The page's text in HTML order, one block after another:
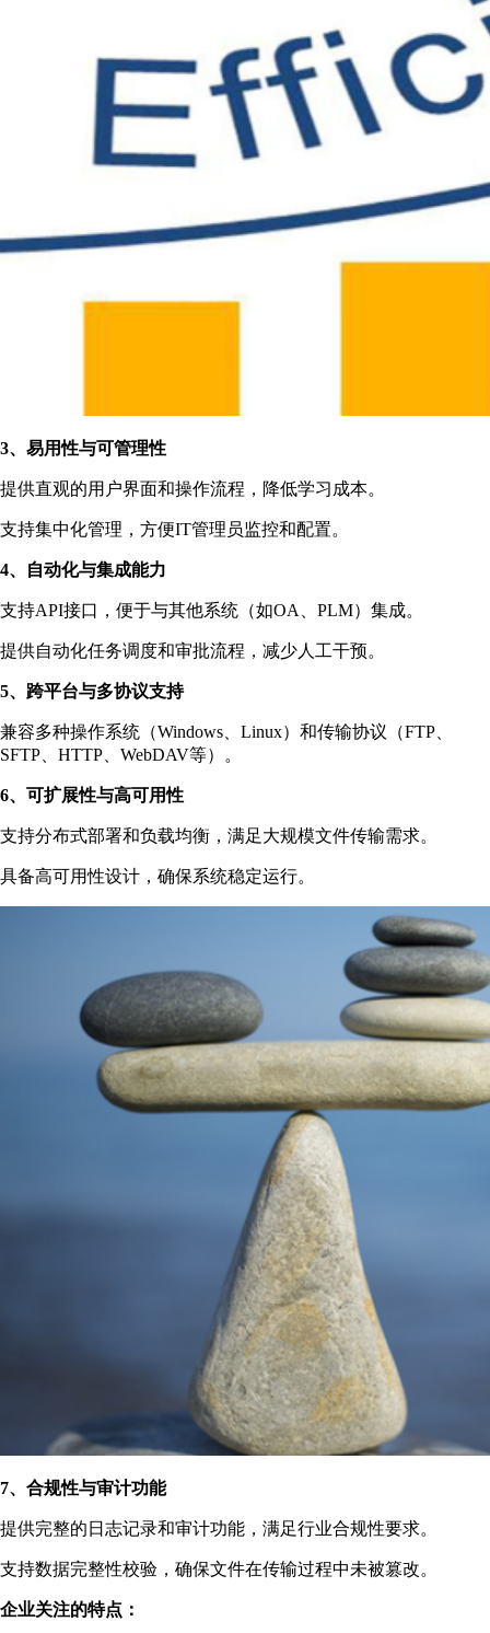
3、易用性与可管理性
提供直观的用户界面和操作流程，降低学习成本。
支持集中化管理，方便IT管理员监控和配置。
4、自动化与集成能力
支持API接口，便于与其他系统（如OA、PLM）集成。
提供自动化任务调度和审批流程，减少人工干预。
5、跨平台与多协议支持
兼容多种操作系统（Windows、Linux）和传输协议（FTP、
SFTP、HTTP、WebDAV等）。
6、可扩展性与高可用性
支持分布式部署和负载均衡，满足大规模文件传输需求。
具备高可用性设计，确保系统稳定运行。
7、合规性与审计功能
提供完整的日志记录和审计功能，满足行业合规性要求。
支持数据完整性校验，确保文件在传输过程中未被篡改。
企业关注的特点：